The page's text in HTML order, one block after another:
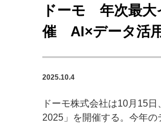
カテゴリー一覧
新商品 新製品 ＡＩ・デジ
特集記事カテゴリー一覧
特集・デジタル印刷 ～ 新成
ドーモ 年次最大
催 AI×データ活用
2025.10.4
ドーモ株式会社は10月15
2025」を開催する。今年